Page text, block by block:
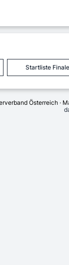
Startliste
Österreich ·